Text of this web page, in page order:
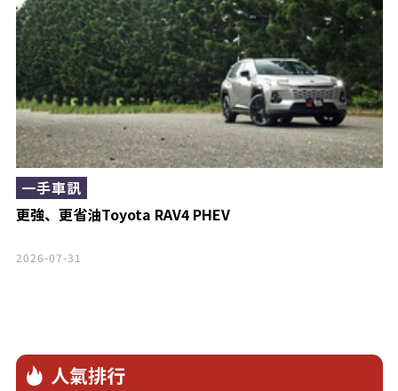
更強、更省油Toyota RAV4 PHEV
一手車訊
2026-07-31
人氣排行